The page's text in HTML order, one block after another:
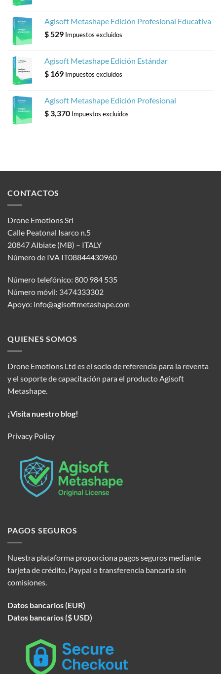
Agisoft Metashape Edición Profesional Educativa
$529 Impuestos excluidos
Agisoft Metashape Edición Estándar
$ 169 Impuestos excluidos
Agisoft Metashape Edición Profesional
$ 3,370 Impuestos excluidos
CONTACTOS
Drone Emotions Srl
Calle Peatonal Isarco n.5
20847 Albiate (MB) – ITALY
Número de IVA IT08844430960
Número telefónico: 800 984 535
Número móvil: 3474333302
Apoyo: info@agisoftmetashape.com
QUIENES SOMOS
Drone Emotions Ltd es el socio de referencia para la reventa
y el soporte de capacitación para el producto Agisoft
Metashape.
¡Visita nuestro blog!
Privacy Policy
PAGOS SEGUROS
Nuestra plataforma proporciona pagos seguros mediante
tarjeta de crédito, Paypal o transferencia bancaria sin
comisiones.
Datos bancarios (EUR)
Datos bancarios ($ USD)